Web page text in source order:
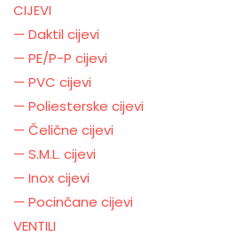
CIJEVI
— Daktil cijevi
— PE/P-P cijevi
— PVC cijevi
— Poliesterske cijevi
— Čelične cijevi
— S.M.L. cijevi
— Inox cijevi
— Pocinčane cijevi
VENTILI